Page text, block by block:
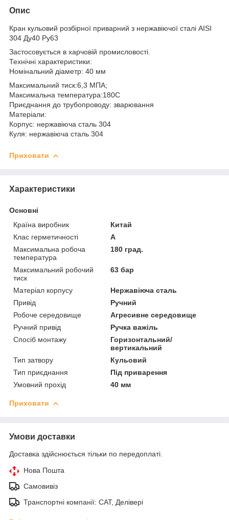
Опис
Кран кульовий розбірної приварний з нержавіючої сталі AISI
304 Ду40 Ру63
Застосовується в харчовій промисловості.
Технічні характеристики:
Номінальний діаметр: 40 мм
Максимальний тиск:6,3 МПА;
Максимальна температура:180С
Приєднання до трубопроводу: зварювання
Матеріали:
Корпус: нержавіюча сталь 304
Куля: нержавіюча сталь 304
Приховати
Характеристики
Основні
Країна виробник
Китай
Клас герметичності
А
Максимальна робоча
температура
180 град.
Максимальний робочий
тиск
63 бар
Матеріал корпусу
Нержавіюча сталь
Привід
Ручний
Робоче середовище
Агресивне середовище
Ручний привід
Ручка важіль
Спосіб монтажу
Горизонтальний/
вертикальний
Тип затвору
Кульовий
Тип приєднання
Під приварення
Умовний прохід
40 мм
Приховати
Умови доставки
Доставка здійснюється тільки по передоплаті.
Нова Пошта
Самовивіз
Транспортні компанії: САТ, Делівері